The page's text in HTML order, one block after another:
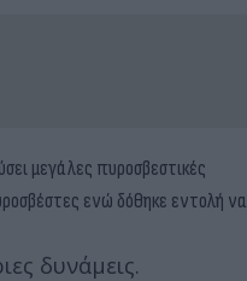
μεγάλες πυροσβεστικές
ενώ δόθηκε εντολή να
δυνάμεις.